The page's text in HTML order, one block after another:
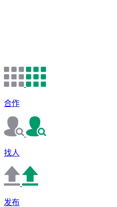
合作
找人
发布